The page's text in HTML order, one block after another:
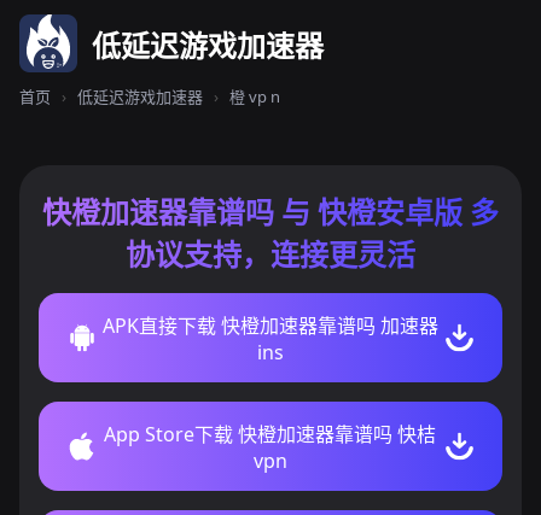
低延迟游戏加速器
首页 › 低延迟游戏加速器 › 橙 vp n
快橙加速器靠谱吗 与 快橙安卓版 多
协议支持，连接更灵活
APK直接下载 快橙加速器靠谱吗 加速器
ins
App Store下载 快橙加速器靠谱吗 快桔
vpn